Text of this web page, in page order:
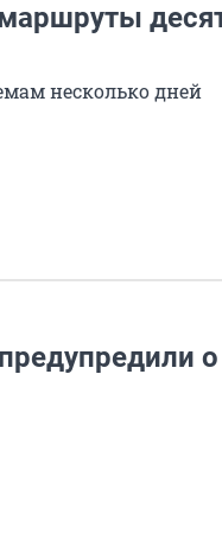
несколько дней
о